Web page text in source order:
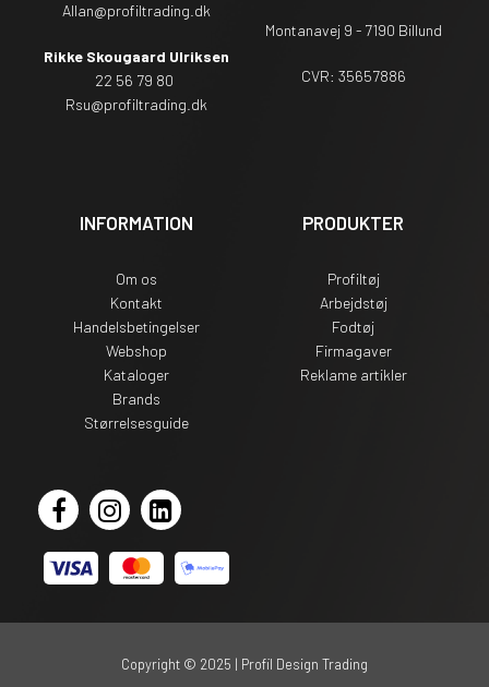
Allan@profiltrading.dk
Rikke Skougaard Ulriksen
22 56 79 80
Rsu@profiltrading.dk
Montanavej 9 - 7190 Billund
CVR: 35657886
INFORMATION
Om os
Kontakt
Handelsbetingelser
Webshop
Kataloger
Brands
Størrelsesguide
PRODUKTER
Profiltøj
Arbejdstøj
Fodtøj
Firmagaver
Reklame artikler
Copyright © 2025 | Profil Design Trading